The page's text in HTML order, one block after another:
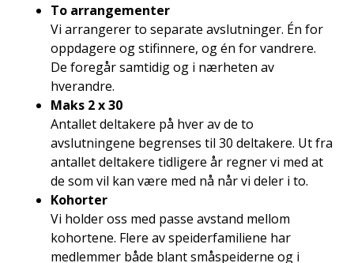
To arrangementer
Vi arrangerer to separate avslutninger. Én for
oppdagere og stifinnere, og én for vandrere.
De foregår samtidig og i nærheten av
hverandre.
Maks 2 x 30
Antallet deltakere på hver av de to
avslutningene begrenses til 30 deltakere. Ut fra
antallet deltakere tidligere år regner vi med at
de som vil kan være med nå når vi deler i to.
Kohorter
Vi holder oss med passe avstand mellom
kohortene. Flere av speiderfamiliene har
medlemmer både blant småspeiderne og i